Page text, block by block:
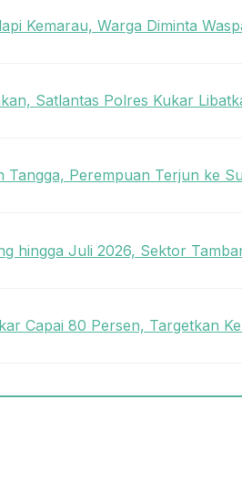
Kemarau, Warga Diminta
Satlantas Polres Kukar
Tangga, Perempuan Terjun ke
hingga Juli 2026, Sektor
Capai 80 Persen, Targetkan